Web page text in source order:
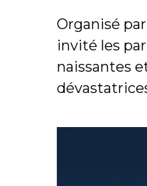
Organisé
invité les
naissantes